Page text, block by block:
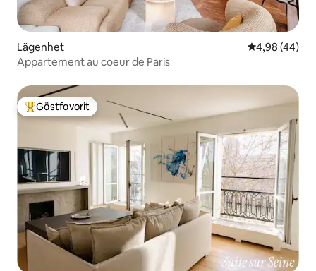
Lägenhet 4,98 av 5 i
4,98 (44)
Appartement au coeur de Paris
Populär gästfavorit
Gästfavorit